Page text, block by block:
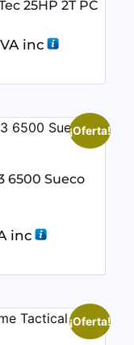
25HP 2T PC
inc
¡Oferta!
6500 Sueco
inc
¡Oferta!